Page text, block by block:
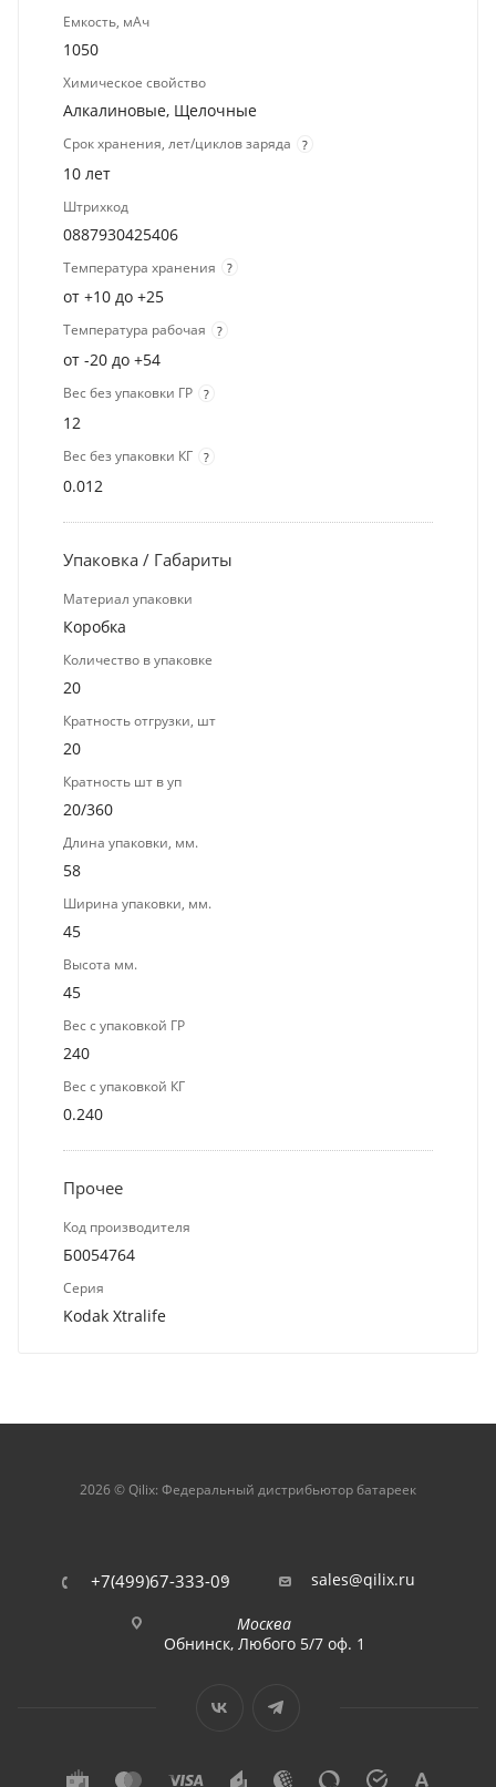
Емкость, мАч
1050
Химическое свойство
Алкалиновые, Щелочные
Срок хранения, лет/циклов заряда ?
10 лет
Штрихкод
0887930425406
Температура хранения ?
от +10 до +25
Температура рабочая ?
от -20 до +54
Вес без упаковки ГР ?
12
Вес без упаковки КГ ?
0.012
Упаковка / Габариты
Материал упаковки
Коробка
Количество в упаковке
20
Кратность отгрузки, шт
20
Кратность шт в уп
20/360
Длина упаковки, мм.
58
Ширина упаковки, мм.
45
Высота мм.
45
Вес с упаковкой ГР
240
Вес с упаковкой КГ
0.240
Прочее
Код производителя
Б0054764
Серия
Kodak Xtralife
2026 © Qilix: Федеральный дистрибьютор батареек
+7(499)67-333-09 sales@qilix.ru
Москва
Обнинск, Любого 5/7 оф. 1